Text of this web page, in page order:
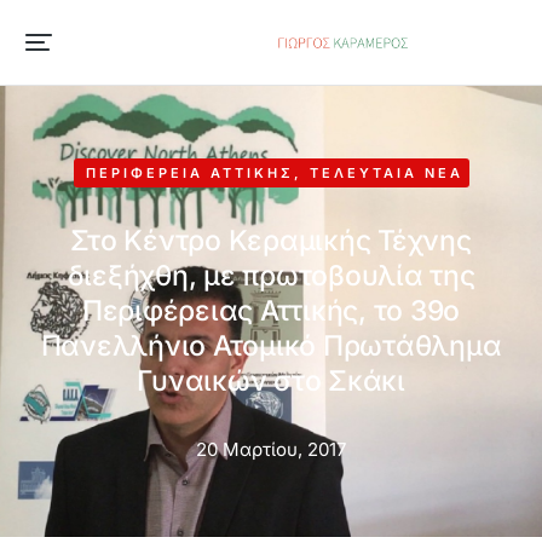
ΠΕΡΙΦΈΡΕΙΑ ΑΤΤΙΚΉΣ , ΤΕΛΕΥΤΑΊΑ ΝΈΑ
Στο Κέντρο Κεραμικής Τέχνης
διεξήχθη, με πρωτοβουλία της
Περιφέρειας Αττικής, το 39ο
Πανελλήνιο Ατομικό Πρωτάθλημα
Γυναικών στο Σκάκι
20 Μαρτίου, 2017